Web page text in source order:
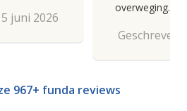
juni 2026
overweging.
Geschreven
967+ funda reviews